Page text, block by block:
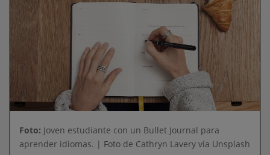
Foto: Joven estudiante con un Bullet Journal para
aprender idiomas. | Foto de Cathryn Lavery vía Unsplash